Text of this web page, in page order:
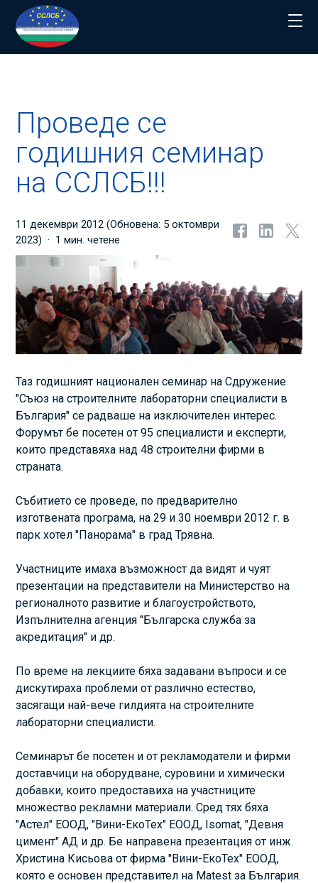
Проведе се
годишния семинар
на ССЛСБ!!!
11 декември 2012 (Обновена: 5 октомври
2023) 1 мин. четене
Таз годишният национален семинар на Сдружение
"Съюз на строителните лабораторни специалисти в
България" се радваше на изключителен интерес.
Форумът бе посетен от 95 специалисти и експерти,
които представяха над 48 строителни фирми в
страната.
Събитието се проведе, по предварително
изготвената програма, на 29 и 30 ноември 2012 г. в
парк хотел "Панорама" в град Трявна.
Участниците имаха възможност да видят и чуят
презентации на представители на Министерство на
регионалното развитие и благоустройството,
Изпълнителна агенция "Българска служба за
акредитация" и др.
По време на лекциите бяха задавани въпроси и се
дискутираха проблеми от различно естество,
засягащи най-вече гилдията на строителните
лабораторни специалисти.
Семинарът бе посетен и от рекламодатели и фирми
доставчици на оборудване, суровини и химически
добавки, които предоставиха на участниците
множество рекламни материали. Сред тях бяха
"Астел" ЕООД, "Вини-ЕкоТех" ЕООД, Isomat, "Девня
цимент" АД и др. Бе направена презентация от инж.
Христина Кисьова от фирма "Вини-ЕкоТех" ЕООД,
която е основен представител на Matest за България.